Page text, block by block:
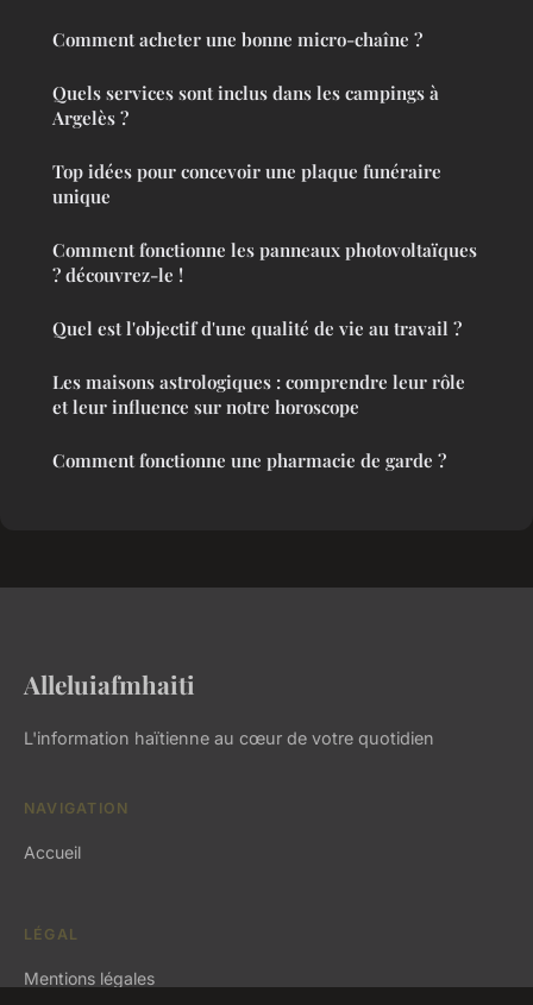
Comment acheter une bonne micro-chaîne ?
Quels services sont inclus dans les campings à
Argelès ?
Top idées pour concevoir une plaque funéraire
unique
Comment fonctionne les panneaux photovoltaïques
? découvrez-le !
Quel est l'objectif d'une qualité de vie au travail ?
Les maisons astrologiques : comprendre leur rôle
et leur influence sur notre horoscope
Comment fonctionne une pharmacie de garde ?
Alleluiafmhaiti
L'information haïtienne au cœur de votre quotidien
NAVIGATION
Accueil
LÉGAL
Mentions légales